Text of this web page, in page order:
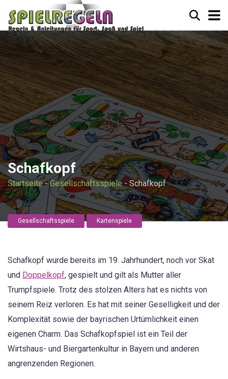
Schafkopf
Startseite-Gesellschaftsspiele-Schafkopf
Gesellschaftsspiele Kartenspiele
Schafkopf wurde bereits im 19. Jahrhundert, noch vor Skat
und Doppelkopf, gespielt und gilt als Mutter aller
Trumpfspiele. Trotz des stolzen Alters hat es nichts von
seinem Reiz verloren. Es hat mit seiner Geselligkeit und der
Komplexität sowie der bayrischen Urtümlichkeit einen
eigenen Charm. Das Schafkopfspiel ist ein Teil der
Wirtshaus- und Biergartenkultur in Bayern und anderen
angrenzenden Regionen.